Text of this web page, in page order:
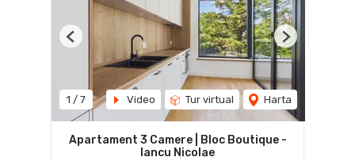
1 / 7 Video Tur virtual Harta
Previous Next
Apartament 3 Camere | Bloc Boutique -
Iancu Nicolae